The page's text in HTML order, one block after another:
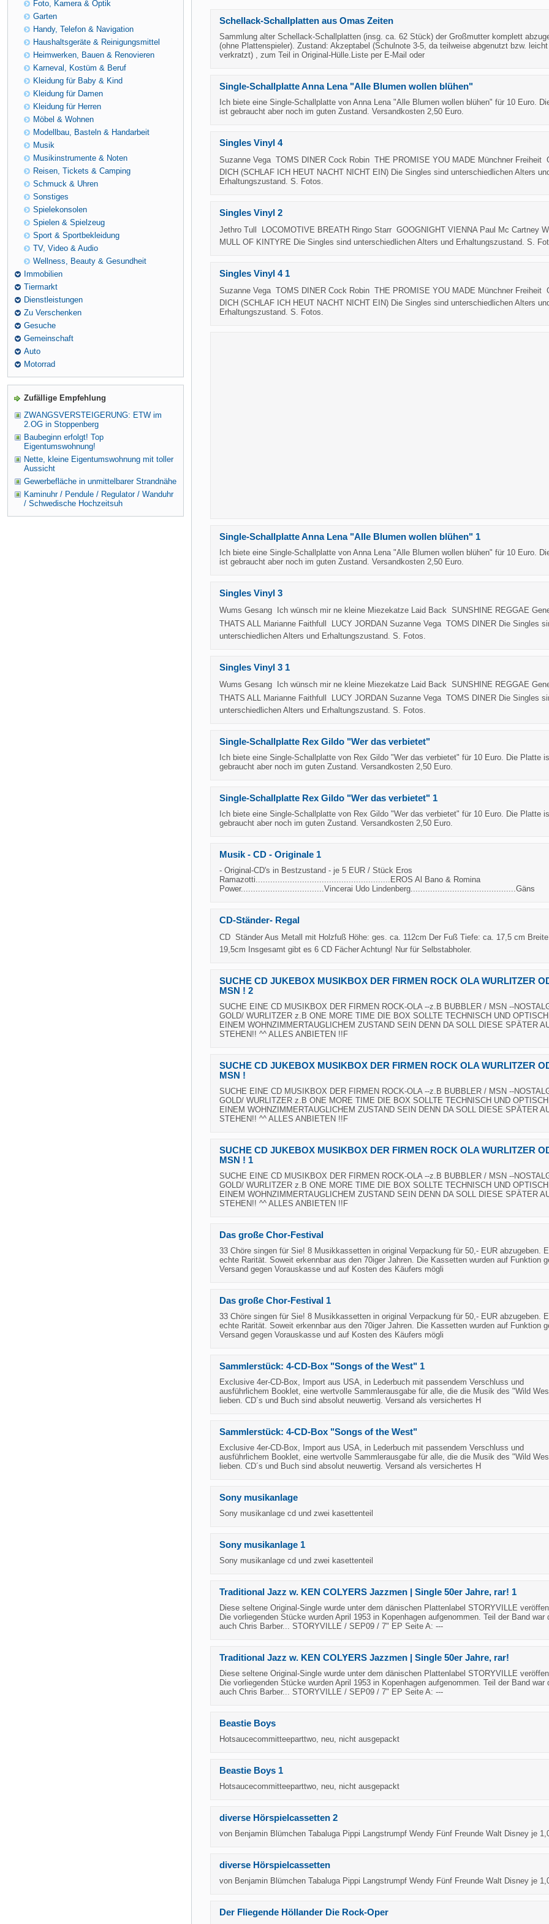
Schellack-Schallplatten aus Omas Zeiten
Sammlung alter Schellack-Schallplatten (insg. ca. 62 Stück) der Großmutter komplett
(ohne Plattenspieler). Zustand: Akzeptabel (Schulnote 3-5, da teilweise abgenutzt bzw. leicht
verkratzt) , zum Teil in Original-Hülle.Liste per E-Mail oder
Single-Schallplatte Anna Lena "Alle Blumen wollen blühen"
Ich biete eine Single-Schallplatte von Anna Lena "Alle Blumen wollen blühen" für 10 Euro.
ist gebraucht aber noch im guten Zustand. Versandkosten 2,50 Euro.
Singles Vinyl 4
Suzanne Vega  TOMS DINER Cock Robin  THE PROMISE YOU MADE Münchner Freiheit 
DICH (SCHLAF ICH HEUT NACHT NICHT EIN) Die Singles sind unterschiedlichen Alters
Erhaltungszustand. S. Fotos.
Singles Vinyl 2
Jethro Tull  LOCOMOTIVE BREATH Ringo Starr  GOOGNIGHT VIENNA Paul Mc Cartney
MULL OF KINTYRE Die Singles sind unterschiedlichen Alters und Erhaltungszustand. S.
Singles Vinyl 4 1
Suzanne Vega  TOMS DINER Cock Robin  THE PROMISE YOU MADE Münchner Freiheit 
DICH (SCHLAF ICH HEUT NACHT NICHT EIN) Die Singles sind unterschiedlichen Alters
Erhaltungszustand. S. Fotos.
Single-Schallplatte Anna Lena "Alle Blumen wollen blühen" 1
Ich biete eine Single-Schallplatte von Anna Lena "Alle Blumen wollen blühen" für 10 Euro.
ist gebraucht aber noch im guten Zustand. Versandkosten 2,50 Euro.
Singles Vinyl 3
Wums Gesang  Ich wünsch mir ne kleine Miezekatze Laid Back  SUNSHINE REGGAE
THATS ALL Marianne Faithfull  LUCY JORDAN Suzanne Vega  TOMS DINER Die Singles
unterschiedlichen Alters und Erhaltungszustand. S. Fotos.
Singles Vinyl 3 1
Wums Gesang  Ich wünsch mir ne kleine Miezekatze Laid Back  SUNSHINE REGGAE
THATS ALL Marianne Faithfull  LUCY JORDAN Suzanne Vega  TOMS DINER Die Singles
unterschiedlichen Alters und Erhaltungszustand. S. Fotos.
Single-Schallplatte Rex Gildo "Wer das verbietet"
Ich biete eine Single-Schallplatte von Rex Gildo "Wer das verbietet" für 10 Euro. Die Platte
gebraucht aber noch im guten Zustand. Versandkosten 2,50 Euro.
Single-Schallplatte Rex Gildo "Wer das verbietet" 1
Ich biete eine Single-Schallplatte von Rex Gildo "Wer das verbietet" für 10 Euro. Die Platte
gebraucht aber noch im guten Zustand. Versandkosten 2,50 Euro.
Musik - CD - Originale 1
- Original-CD's in Bestzustand - je 5 EUR / Stück Eros
Ramazotti.......................................................EROS Al Bano & Romina
Power..................................Vincerai Udo Lindenberg...........................................Gäns
CD-Ständer- Regal
CD  Ständer Aus Metall mit Holzfuß Höhe: ges. ca. 112cm Der Fuß Tiefe: ca. 17,5 cm
19,5cm Insgesamt gibt es 6 CD Fächer Achtung! Nur für Selbstabholer.
SUCHE CD JUKEBOX MUSIKBOX DER FIRMEN ROCK OLA WURLITZER
MSN ! 2
SUCHE EINE CD MUSIKBOX DER FIRMEN ROCK-OLA --z.B BUBBLER / MSN --
GOLD/ WURLITZER z.B ONE MORE TIME DIE BOX SOLLTE TECHNISCH UND
EINEM WOHNZIMMERTAUGLICHEM ZUSTAND SEIN DENN DA SOLL DIESE SPÄTER
STEHEN!! ^^ ALLES ANBIETEN !!F
SUCHE CD JUKEBOX MUSIKBOX DER FIRMEN ROCK OLA WURLITZER
MSN !
SUCHE EINE CD MUSIKBOX DER FIRMEN ROCK-OLA --z.B BUBBLER / MSN --
GOLD/ WURLITZER z.B ONE MORE TIME DIE BOX SOLLTE TECHNISCH UND
EINEM WOHNZIMMERTAUGLICHEM ZUSTAND SEIN DENN DA SOLL DIESE SPÄTER
STEHEN!! ^^ ALLES ANBIETEN !!F
SUCHE CD JUKEBOX MUSIKBOX DER FIRMEN ROCK OLA WURLITZER
MSN ! 1
SUCHE EINE CD MUSIKBOX DER FIRMEN ROCK-OLA --z.B BUBBLER / MSN --
GOLD/ WURLITZER z.B ONE MORE TIME DIE BOX SOLLTE TECHNISCH UND
EINEM WOHNZIMMERTAUGLICHEM ZUSTAND SEIN DENN DA SOLL DIESE SPÄTER
STEHEN!! ^^ ALLES ANBIETEN !!F
Das große Chor-Festival
33 Chöre singen für Sie! 8 Musikkassetten in original Verpackung für 50,- EUR abzugeben.
echte Rarität. Soweit erkennbar aus den 70iger Jahren. Die Kassetten wurden auf Funktion
Versand gegen Vorauskasse und auf Kosten des Käufers mögli
Das große Chor-Festival 1
33 Chöre singen für Sie! 8 Musikkassetten in original Verpackung für 50,- EUR abzugeben.
echte Rarität. Soweit erkennbar aus den 70iger Jahren. Die Kassetten wurden auf Funktion
Versand gegen Vorauskasse und auf Kosten des Käufers mögli
Sammlerstück: 4-CD-Box "Songs of the West" 1
Exclusive 4er-CD-Box, Import aus USA, in Lederbuch mit passendem Verschluss und
ausführlichem Booklet, eine wertvolle Sammlerausgabe für alle, die die Musik des "Wild
lieben. CD´s und Buch sind absolut neuwertig. Versand als versichertes H
Sammlerstück: 4-CD-Box "Songs of the West"
Exclusive 4er-CD-Box, Import aus USA, in Lederbuch mit passendem Verschluss und
ausführlichem Booklet, eine wertvolle Sammlerausgabe für alle, die die Musik des "Wild
lieben. CD´s und Buch sind absolut neuwertig. Versand als versichertes H
Sony musikanlage
Sony musikanlage cd und zwei kasettenteil
Sony musikanlage 1
Sony musikanlage cd und zwei kasettenteil
Traditional Jazz w. KEN COLYERS Jazzmen | Single 50er Jahre, rar! 1
Diese seltene Original-Single wurde unter dem dänischen Plattenlabel STORYVILLE
Die vorliegenden Stücke wurden April 1953 in Kopenhagen aufgenommen. Teil der Band war
auch Chris Barber... STORYVILLE / SEP09 / 7" EP Seite A: ---
Traditional Jazz w. KEN COLYERS Jazzmen | Single 50er Jahre, rar!
Diese seltene Original-Single wurde unter dem dänischen Plattenlabel STORYVILLE
Die vorliegenden Stücke wurden April 1953 in Kopenhagen aufgenommen. Teil der Band war
auch Chris Barber... STORYVILLE / SEP09 / 7" EP Seite A: ---
Beastie Boys
Hotsaucecommitteeparttwo, neu, nicht ausgepackt
Beastie Boys 1
Hotsaucecommitteeparttwo, neu, nicht ausgepackt
diverse Hörspielcassetten 2
von Benjamin Blümchen Tabaluga Pippi Langstrumpf Wendy Fünf Freunde Walt Disney je
diverse Hörspielcassetten
von Benjamin Blümchen Tabaluga Pippi Langstrumpf Wendy Fünf Freunde Walt Disney je
Der Fliegende Höllander Die Rock-Oper
Foto, Kamera & Optik
Garten
Handy, Telefon & Navigation
Haushaltsgeräte & Reinigungsmittel
Heimwerken, Bauen & Renovieren
Karneval, Kostüm & Beruf
Kleidung für Baby & Kind
Kleidung für Damen
Kleidung für Herren
Möbel & Wohnen
Modellbau, Basteln & Handarbeit
Musik
Musikinstrumente & Noten
Reisen, Tickets & Camping
Schmuck & Uhren
Sonstiges
Spielekonsolen
Spielen & Spielzeug
Sport & Sportbekleidung
TV, Video & Audio
Wellness, Beauty & Gesundheit
Immobilien
Tiermarkt
Dienstleistungen
Zu Verschenken
Gesuche
Gemeinschaft
Auto
Motorrad
Zufällige Empfehlung
ZWANGSVERSTEIGERUNG: ETW im
2.OG in Stoppenberg
Baubeginn erfolgt! Top
Eigentumswohnung!
Nette, kleine Eigentumswohnung mit toller
Aussicht
Gewerbefläche in unmittelbarer Strandnähe
Kaminuhr / Pendule / Regulator / Wanduhr
/ Schwedische Hochzeitsuh